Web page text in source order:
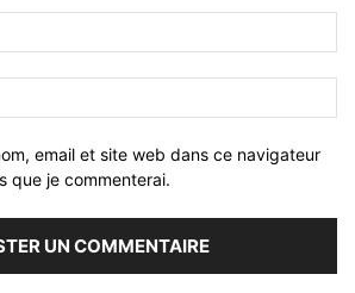
email et site web dans ce navigateur
que je commenterai.